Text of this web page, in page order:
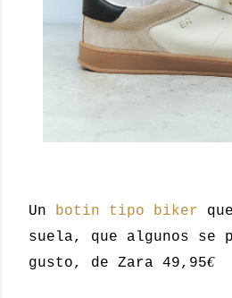
Un botin tipo biker
suela, que algunos se
gusto, de Zara 49,95€